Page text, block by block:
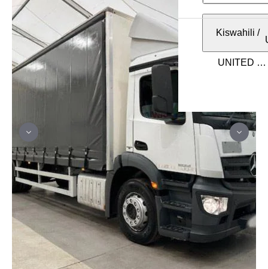
Kiswahili /